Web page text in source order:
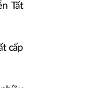
Tất
cấp